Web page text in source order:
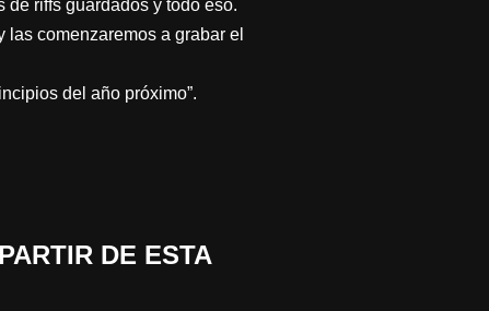
riffs guardados y todo eso.
comenzaremos a grabar el
del año próximo”.
DE ESTA